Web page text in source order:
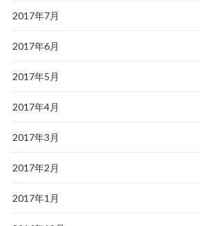
2017年7月
2017年6月
2017年5月
2017年4月
2017年3月
2017年2月
2017年1月